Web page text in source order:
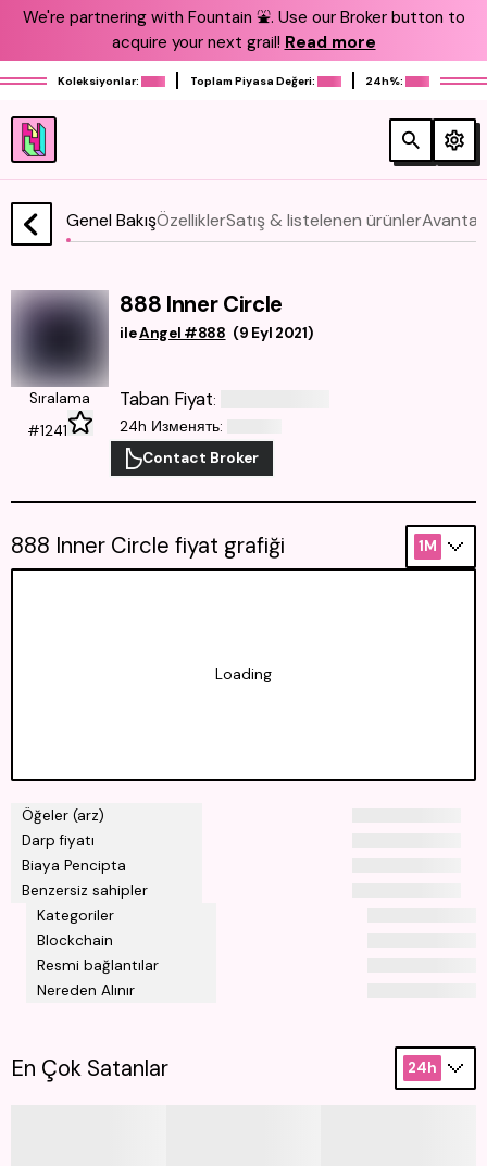
We're partnering with Fountain ⛲️. Use our Broker button to
acquire your next grail! Read more
Koleksiyonlar: Toplam Piyasa Değeri: 24h%:
Genel BakışÖzelliklerSatış & listelenen ürünler
888 Inner Circle
ileAngel #888 (9 Eyl 2021)
Sıralama
#1241
Taban Fiyat:
24h Изменять:
Contact Broker
Öğeler (arz)
Darp fiyatı
Biaya Pencipta
Benzersiz sahipler
Kategoriler
Blockchain
Resmi bağlantılar
Nereden Alınır
888 Inner Circle fiyat grafiği 1M
Loading
En Çok Satanlar 24h